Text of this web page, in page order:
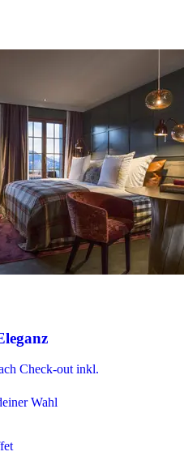
Check-out inkl.
Wahl